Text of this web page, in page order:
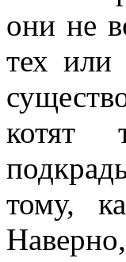
они не
тех или
котят
тому,